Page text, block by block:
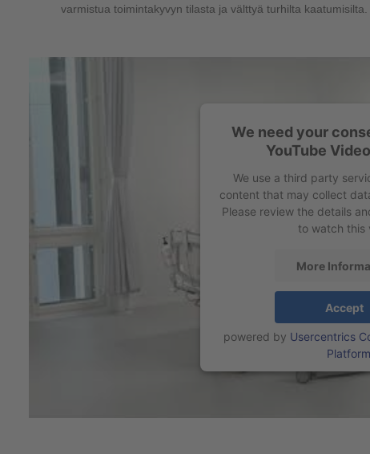
varmistua toimintakyvyn tilasta ja välttyä turhilta kaatumisilta.
We need your
YouTube
We use a third party
content that may collect
Please review the details
to watch this
More
Accept
powered by Usercentrics
Platform